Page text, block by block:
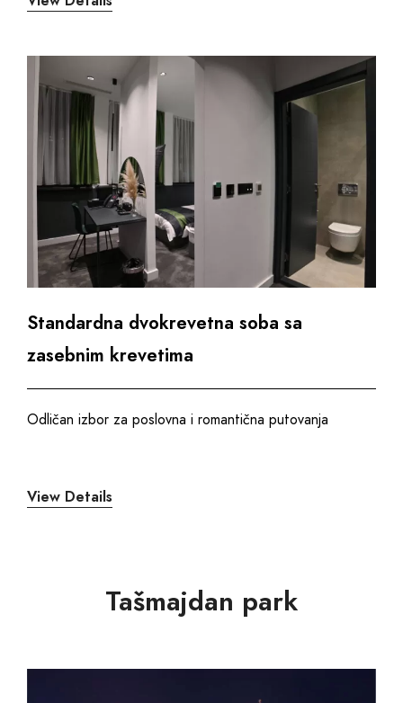
Standardna dvokrevetna soba sa
zasebnim krevetima
Odličan izbor za poslovna i romantična putovanja
Tašmajdan park